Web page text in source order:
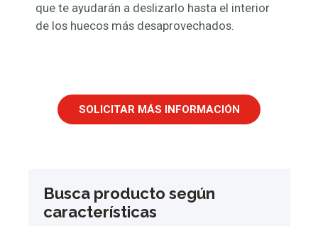
que te ayudarán a deslizarlo hasta el interior
de los huecos más desaprovechados.
SOLICITAR MÁS INFORMACIÓN
Busca producto según
características